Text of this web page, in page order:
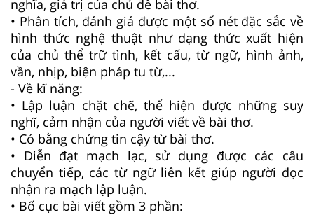
nghĩa, giá trị của chủ đề bài thơ.
• Phân tích, đánh giá được một số nét đặc sắc về
hình thức nghệ thuật như dạng thức xuất hiện
của chủ thể trữ tình, kết cấu, từ ngữ, hình ảnh,
vần, nhịp, biện pháp tu từ,...
- Về kĩ năng:
• Lập luận chặt chẽ, thể hiện được những suy
nghĩ, cảm nhận của người viết về bài thơ.
• Có bằng chứng tin cậy từ bài thơ.
• Diễn đạt mạch lạc, sử dụng được các câu
chuyển tiếp, các từ ngữ liên kết giúp người đọc
nhận ra mạch lập luận.
• Bố cục bài viết gồm 3 phần: